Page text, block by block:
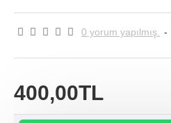
0 yorum yapılmış. -
400,00TL